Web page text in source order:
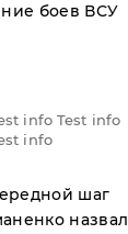
боев ВСУ
info Test info
info
шаг
назвал